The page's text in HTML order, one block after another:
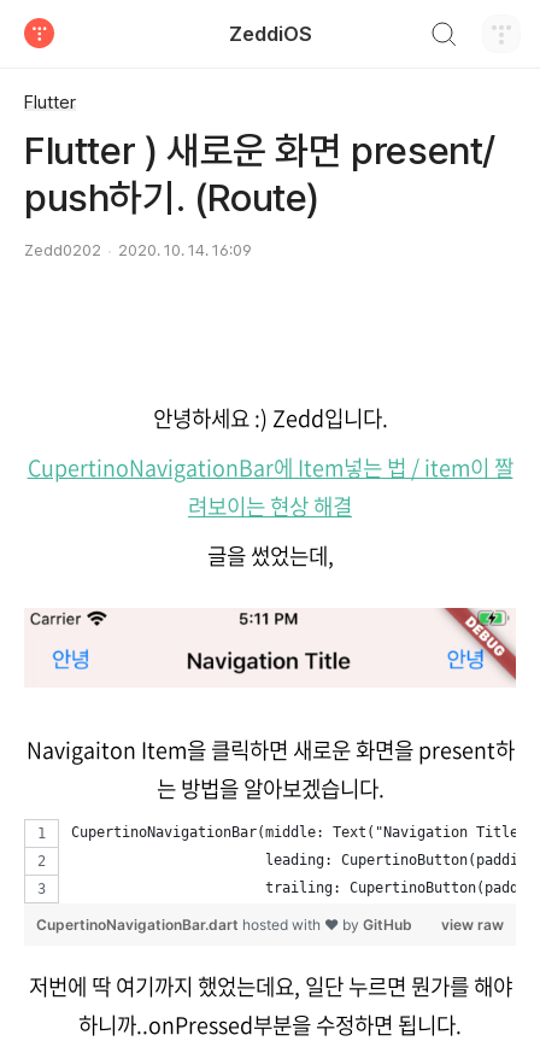
ZeddiOS
Flutter
Flutter ) 새로운 화면 present/
push하기. (Route)
Zedd0202 2020. 10. 14. 16:09
안녕하세요 :) Zedd입니다.
CupertinoNavigationBar에 Item넣는 법 / item이 짤
려보이는 현상 해결
글을 썼었는데,
Navigaiton Item을 클릭하면 새로운 화면을 present하
는 방법을 알아보겠습니다.
CupertinoNavigationBar(middle: Text("Navigation
leading:
trailing:
view raw
CupertinoNavigationBar.dart hosted with ❤ by GitHub
저번에 딱 여기까지 했었는데요, 일단 누르면 뭔가를 해야
하니까..onPressed부분을 수정하면 됩니다.